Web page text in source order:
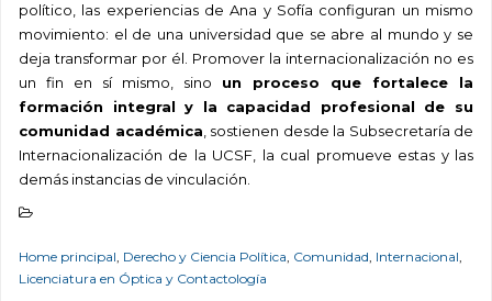
político, las experiencias de Ana y Sofía configuran un mismo
movimiento: el de una universidad que se abre al mundo y se
deja transformar por él. Promover la internacionalización no es
un fin en sí mismo, sino un proceso que fortalece la
formación integral y la capacidad profesional de su
comunidad académica, sostienen desde la Subsecretaría de
Internacionalización de la UCSF, la cual promueve estas y las
demás instancias de vinculación.
Home principal, Derecho y Ciencia Política, Comunidad, Internacional,
Licenciatura en Óptica y Contactología